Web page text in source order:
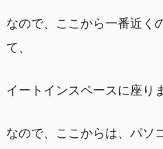
なので、ここから一番近く
て、
イートインスペースに座り
なので、ここからは、パソ